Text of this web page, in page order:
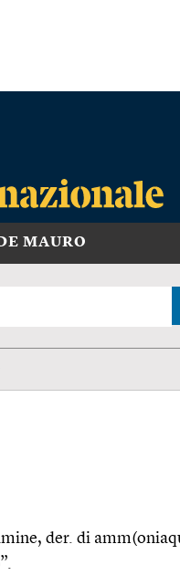
MAURO
der. di